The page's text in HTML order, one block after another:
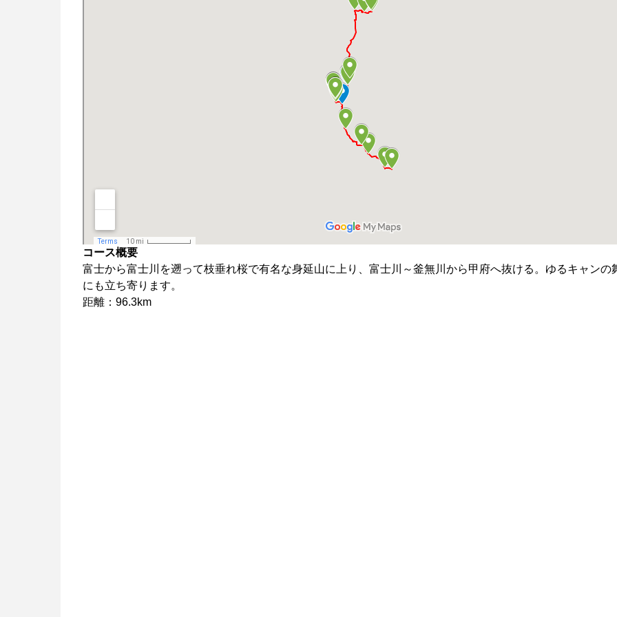
コース概要
富士から富士川を遡って枝垂れ桜で有名な身延山に上り、富士川～釜無川から甲府へ抜ける。ゆるキャンの
にも立ち寄ります。
距離：96.3km